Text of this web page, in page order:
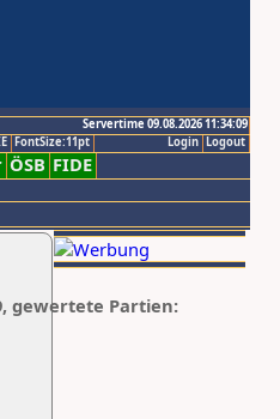
Servertime 09.08.2026 11:34:09
Logout
Login
FontSize:11pt
ÖSB FIDE
gewertete Partien: